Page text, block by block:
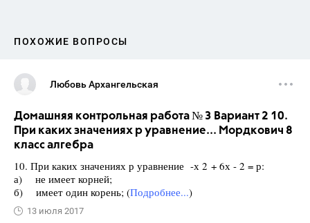
ПОХОЖИЕ ВОПРОСЫ
Любовь Архангельская
Домашняя контрольная работа № 3 Вариант 2 10.
При каких значениях р уравнение... Мордкович 8
класс алгебра
10. При каких значениях р уравнение -х 2 + 6х - 2 = р:
а) не имеет корней;
б) имеет один корень; (Подробнее...)
13 июля 2017